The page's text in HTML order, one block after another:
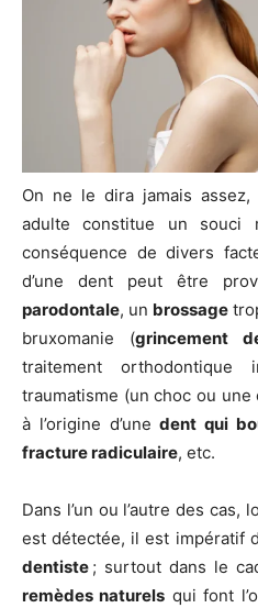
On ne le dira jamais
adulte constitue un souci
conséquence de divers
d’une dent peut être
parodontale, un brossage
bruxomanie (grincement
traitement orthodontique
traumatisme (un choc ou
à l’origine d’unedent qui
fracture radiculaire, etc.
Dans l’un ou l’autre des cas,
est détectée, il est impératif
dentiste ; surtout dans le
remèdes naturels qui font